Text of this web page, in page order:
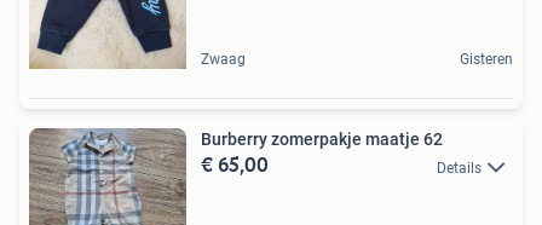
Zwaag Gisteren
Burberry zomerpakje maatje 62
€ 65,00 Details